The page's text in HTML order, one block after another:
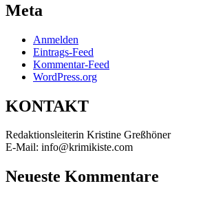
Meta
Anmelden
Eintrags-Feed
Kommentar-Feed
WordPress.org
KONTAKT
Redaktionsleiterin Kristine Greßhöner
E-Mail: info@krimikiste.com
Neueste Kommentare